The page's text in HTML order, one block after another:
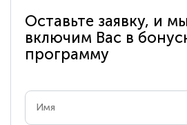
Оставьте заявку, и
включим Вас в
программу